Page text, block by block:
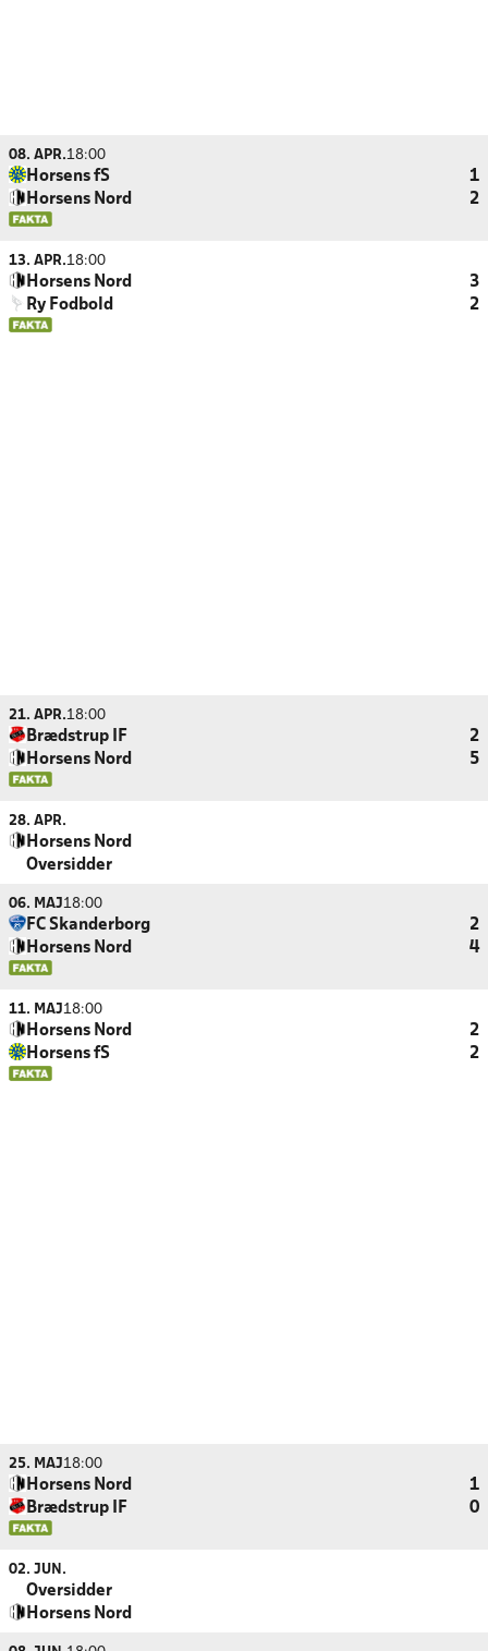
08. APR.18:00
Horsens fS
1
Horsens Nord
2
13. APR.18:00
Horsens Nord
3
Ry Fodbold
2
21. APR.18:00
Brædstrup IF
2
Horsens Nord
5
28. APR.
Horsens Nord
Oversidder
06. MAJ18:00
FC Skanderborg
2
Horsens Nord
4
11. MAJ18:00
Horsens Nord
2
Horsens fS
2
25. MAJ18:00
Horsens Nord
1
Brædstrup IF
0
02. JUN.
Oversidder
Horsens Nord